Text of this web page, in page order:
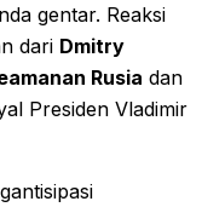
gentar. Reaksi
dari Dmitry
Rusia dan
Presiden Vladimir